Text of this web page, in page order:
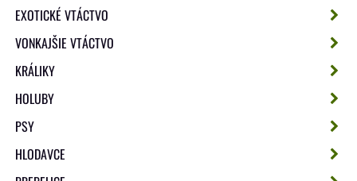
EXOTICKÉ VTÁCTVO
VONKAJŠIE VTÁCTVO
KRÁLIKY
HOLUBY
PSY
HLODAVCE